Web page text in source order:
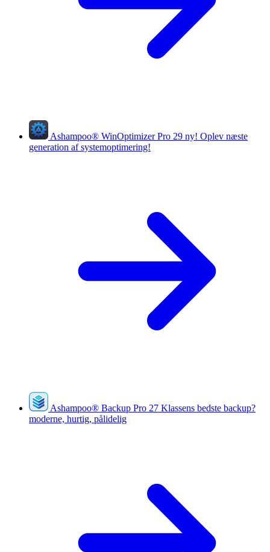
Ashampoo® WinOptimizer Pro 29 ny! Oplev næste
generation af systemoptimering!
Ashampoo® Backup Pro 27 Klassens bedste backup?
moderne, hurtig, pålidelig